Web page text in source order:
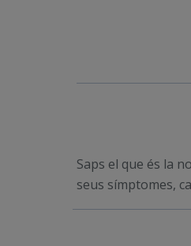
Saps el que és la
seus símptomes,